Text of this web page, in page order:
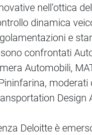
nell’ottica
dinamica
e
confrontati
Automobili,
moderati
Design
Deloitte è